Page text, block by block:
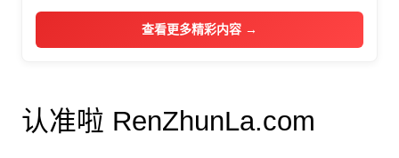
查看更多精彩内容 →
认准啦 RenZhunLa.com